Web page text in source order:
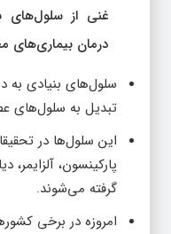
غنی از سلول‌های
درمان بیماری‌های
سلول‌های بنیادی به
تبدیل به سلول‌های
این سلول‌ها در
پارکینسون،
گرفته می‌شوند.
امروزه در برخی